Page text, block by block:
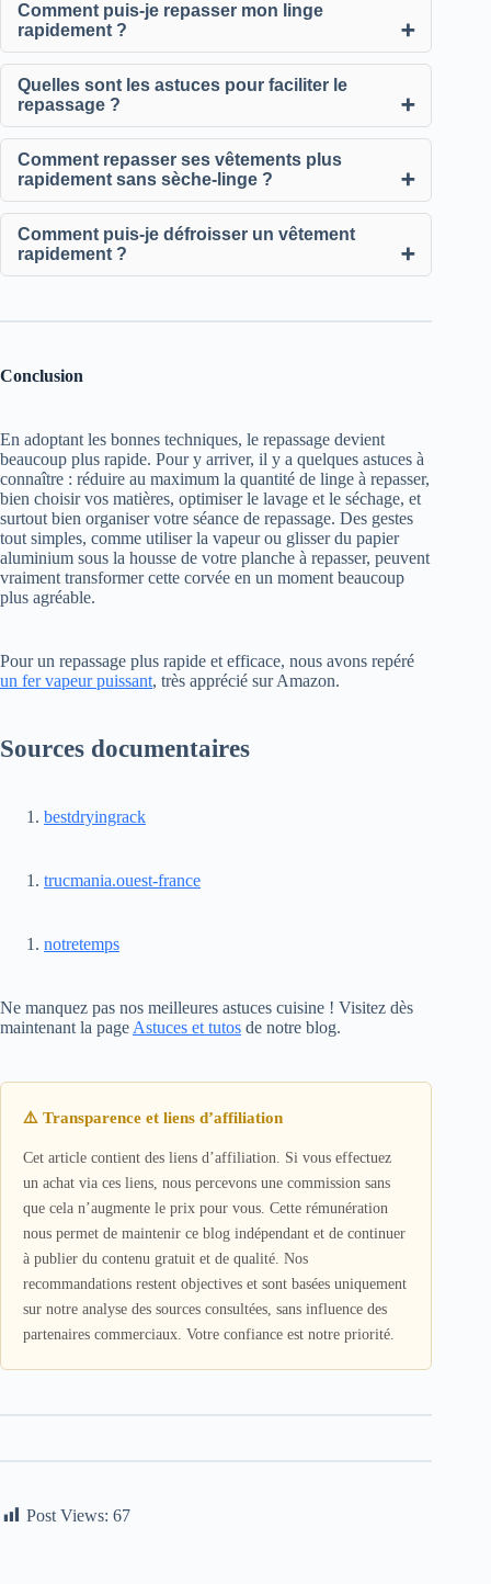
Comment puis-je repasser mon linge
rapidement ?
Quelles sont les astuces pour faciliter le
repassage ?
Comment repasser ses vêtements plus
rapidement sans sèche-linge ?
Comment puis-je défroisser un vêtement
rapidement ?
Conclusion
En adoptant les bonnes techniques, le repassage devient
beaucoup plus rapide. Pour y arriver, il y a quelques astuces à
connaître : réduire au maximum la quantité de linge à repasser,
bien choisir vos matières, optimiser le lavage et le séchage, et
surtout bien organiser votre séance de repassage. Des gestes
tout simples, comme utiliser la vapeur ou glisser du papier
aluminium sous la housse de votre planche à repasser, peuvent
vraiment transformer cette corvée en un moment beaucoup
plus agréable.
Pour un repassage plus rapide et efficace, nous avons repéré
un fer vapeur puissant, très apprécié sur Amazon.
Sources documentaires
bestdryingrack
trucmania.ouest-france
notretemps
Ne manquez pas nos meilleures astuces cuisine ! Visitez dès
maintenant la page Astuces et tutos de notre blog.
⚠️ Transparence et liens d’affiliation
Cet article contient des liens d’affiliation. Si vous effectuez
un achat via ces liens, nous percevons une commission sans
que cela n’augmente le prix pour vous. Cette rémunération
nous permet de maintenir ce blog indépendant et de continuer
à publier du contenu gratuit et de qualité. Nos
recommandations restent objectives et sont basées uniquement
sur notre analyse des sources consultées, sans influence des
partenaires commerciaux. Votre confiance est notre priorité.
Post Views: 67